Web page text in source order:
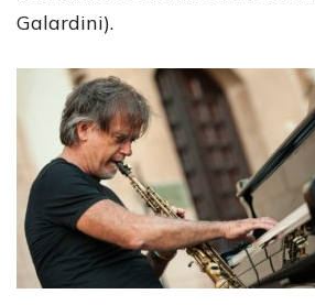
Galardini).